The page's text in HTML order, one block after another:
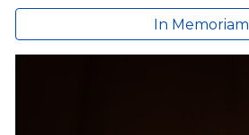
In Memoriam